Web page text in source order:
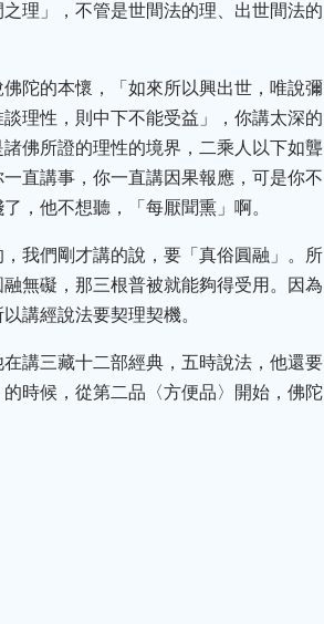
理」，不管是世間法的理、出世間法的
陀的本懷，「如來所以興出世，唯說彌
理性，則中下不能受益」，你講太深的
佛所證的理性的境界，二乘人以下如聾
直講事，你一直講因果報應，可是你不
，他不想聽，「每厭聞熏」啊。
我們剛才講的說，要「真俗圓融」。所
無礙，那三根普被就能夠得受用。因為
講經說法要契理契機。
講三藏十二部經典，五時說法，他還要
時候，從第二品〈方便品〉開始，佛陀